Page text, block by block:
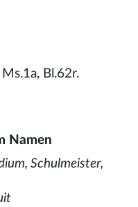
Bl.62r.
Namen
Schulmeister,